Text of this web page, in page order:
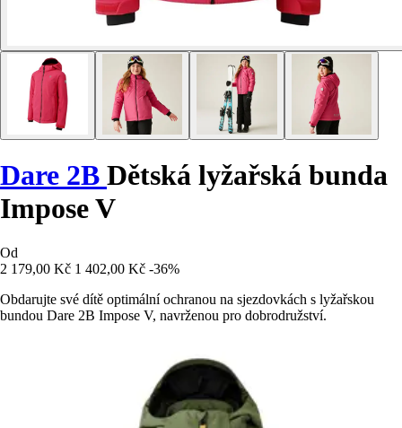
Dare 2B Dětská lyžařská bunda
Impose V
Od
2 179,00 Kč 1 402,00 Kč -36%
Obdarujte své dítě optimální ochranou na sjezdovkách s lyžařskou
bundou Dare 2B Impose V, navrženou pro dobrodružství.